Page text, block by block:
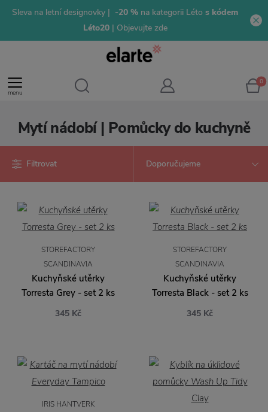
Sleva na letní designovky | -20 % na kategorii Léto s kódem
Léto20 | Objevujte zde
menu
0
Mytí nádobí | Pomůcky do kuchyně
Filtrovat
STOREFACTORY
SCANDINAVIA
Kuchyňské utěrky
Torresta Grey - set 2 ks
345 Kč
STOREFACTORY
SCANDINAVIA
Kuchyňské utěrky
Torresta Black - set 2 ks
345 Kč
IRIS HANTVERK